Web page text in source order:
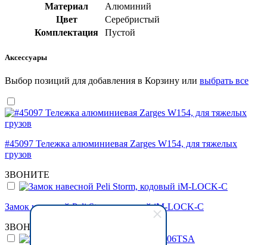
Материал
Алюминий
Цвет
Серебристый
Комплектация
Пустой
Аксессуары
Выбор позиций для добавления в Корзину или выбрать все
#45097 Тележка алюминиевая Zarges W154, для тяжелых
грузов
ЗВОНИТЕ
Замок навесной Peli Storm, кодовый iM-LOCK-C
ЗВОНИТЕ